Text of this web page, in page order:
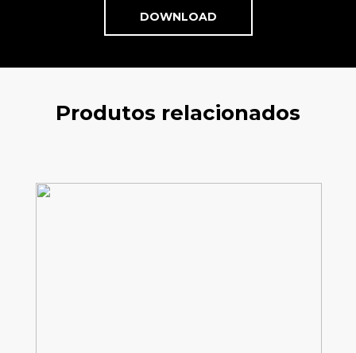
DOWNLOAD
Produtos relacionados